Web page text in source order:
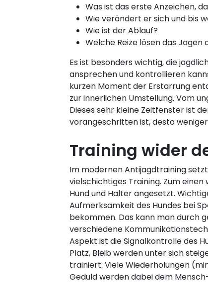
Was ist das erste Anzeichen,
Wie verändert er sich und bis
Wie ist der Ablauf?
Welche Reize lösen das Jagen
Es ist besonders wichtig, die
ansprechen und kontrollieren
kurzen Moment der Erstarrung
zur innerlichen Umstellung. Vom
Dieses sehr kleine Zeitfenster ist
vorangeschritten ist, desto
Training wider
Im modernen Antijagdtraining
vielschichtiges Training. Zum
Hund und Halter angesetzt.
Aufmerksamkeit des Hundes bei
bekommen. Das kann man durch
verschiedene
Aspekt ist die Signalkontrolle des
Platz, Bleib werden unter sich
trainiert. Viele Wiederholungen
Geduld werden dabei dem